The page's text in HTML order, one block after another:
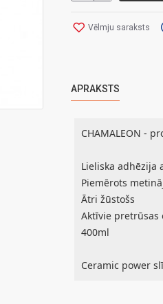
Vēlmju saraksts
APRAKSTS
CHAMALEON -
Lieliska adhēzija
Piemērots
Ātri žūstošs
Aktīvie pretrūsas
400ml
Ceramic power